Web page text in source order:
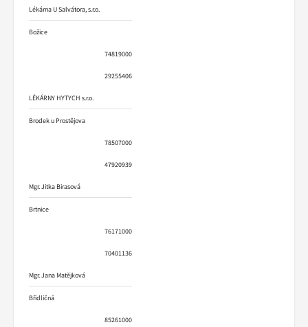
Lékárna U Salvátora, s.r.o.
Božice
74819000
29255406
LÉKÁRNY HYTYCH s.r.o.
Brodek u Prostějova
78507000
47920939
Mgr. Jitka Birasová
Brtnice
76171000
70401136
Mgr. Jana Matějková
Břidličná
85261000